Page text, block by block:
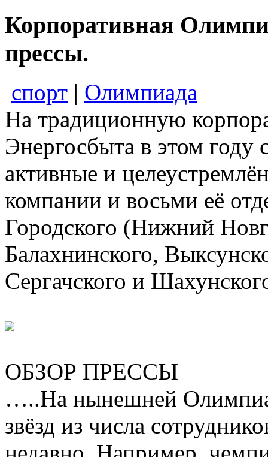
Корпоративная
прессы.
спорт | Олимпиада
На традиционную
Энергосбыта в этом году
активные и
компании и восьми её
Городского (Нижний
Балахнинского,
Сергачского и
ОБЗОР ПРЕССЫ
…..На нынешней
звёзд из числа